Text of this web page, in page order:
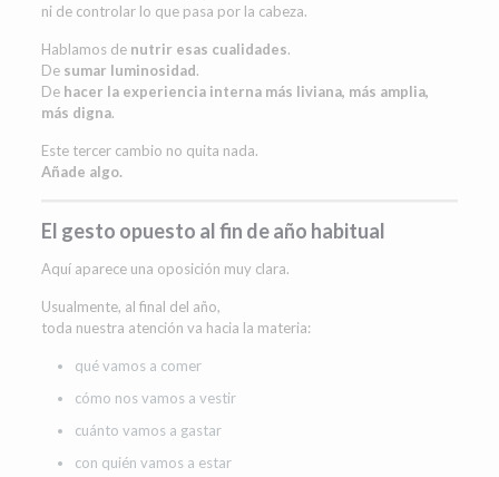
ni de controlar lo que pasa por la cabeza.
Hablamos de nutrir esas cualidades.
De sumar luminosidad.
De hacer la experiencia interna más liviana, más amplia,
más digna.
Este tercer cambio no quita nada.
Añade algo.
El gesto opuesto al fin de año habitual
Aquí aparece una oposición muy clara.
Usualmente, al final del año,
toda nuestra atención va hacia la materia:
qué vamos a comer
cómo nos vamos a vestir
cuánto vamos a gastar
con quién vamos a estar